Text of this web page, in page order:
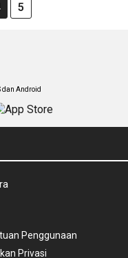
5
dan Android
Penggunaan
Privasi